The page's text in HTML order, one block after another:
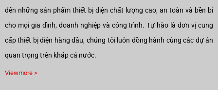
đến những sản phẩm thiết bị điện chất lượng cao, an toàn và bền bỉ
cho mọi gia đình, doanh nghiệp và công trình. Tự hào là đơn vị cung
cấp thiết bị điện hàng đầu, chúng tôi luôn đồng hành cùng các dự án
quan trọng trên khắp cả nước.
Viewmore >